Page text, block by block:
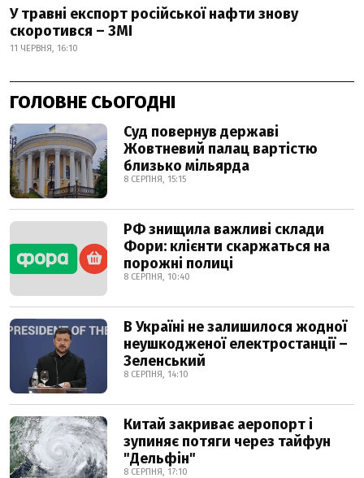
У травні експорт російської нафти знову
скоротився – ЗМІ
11 ЧЕРВНЯ, 16:10
ГОЛОВНЕ СЬОГОДНІ
Суд повернув державі
Жовтневий палац вартістю
близько мільярда
8 СЕРПНЯ, 15:15
РФ знищила важливі склади
Фори: клієнти скаржаться на
порожні полиці
8 СЕРПНЯ, 10:40
В Україні не залишилося жодної
неушкодженої електростанції –
Зеленський
8 СЕРПНЯ, 14:10
Китай закриває аеропорт і
зупиняє потяги через тайфун
"Дельфін"
8 СЕРПНЯ, 17:10